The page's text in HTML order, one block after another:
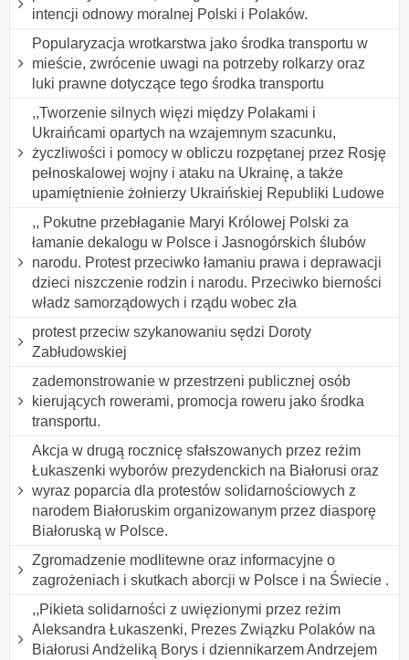
intencji odnowy moralnej Polski i Polaków.
Popularyzacja wrotkarstwa jako środka transportu w
mieście, zwrócenie uwagi na potrzeby rolkarzy oraz
luki prawne dotyczące tego środka transportu
,,Tworzenie silnych więzi między Polakami i
Ukraińcami opartych na wzajemnym szacunku,
życzliwości i pomocy w obliczu rozpętanej przez Rosję
pełnoskalowej wojny i ataku na Ukrainę, a także
upamiętnienie żołnierzy Ukraińskiej Republiki Ludowe
,, Pokutne przebłaganie Maryi Królowej Polski za
łamanie dekalogu w Polsce i Jasnogórskich ślubów
narodu. Protest przeciwko łamaniu prawa i deprawacji
dzieci niszczenie rodzin i narodu. Przeciwko bierności
władz samorządowych i rządu wobec zła
protest przeciw szykanowaniu sędzi Doroty
Zabłudowskiej
zademonstrowanie w przestrzeni publicznej osób
kierujących rowerami, promocja roweru jako środka
transportu.
Akcja w drugą rocznicę sfałszowanych przez reżim
Łukaszenki wyborów prezydenckich na Białorusi oraz
wyraz poparcia dla protestów solidarnościowych z
narodem Białoruskim organizowanym przez diasporę
Białoruską w Polsce.
Zgromadzenie modlitewne oraz informacyjne o
zagrożeniach i skutkach aborcji w Polsce i na Świecie .
,,Pikieta solidarności z uwięzionymi przez reżim
Aleksandra Łukaszenki, Prezes Związku Polaków na
Białorusi Andżeliką Borys i dziennikarzem Andrzejem